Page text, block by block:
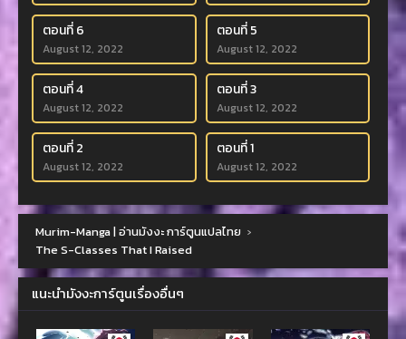
ตอนที่ 6
August 12, 2022
ตอนที่ 5
August 12, 2022
ตอนที่ 4
August 12, 2022
ตอนที่ 3
August 12, 2022
ตอนที่ 2
August 12, 2022
ตอนที่ 1
August 12, 2022
Murim-Manga | อ่านมังงะ การ์ตูนแปลไทย ›
The S-Classes That I Raised
แนะนำมังงะการ์ตูนเรื่องอื่นๆ